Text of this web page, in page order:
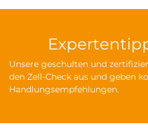
Unsere geschulten und
den Zell-Check aus und geben
Handlungsempfehlungen.